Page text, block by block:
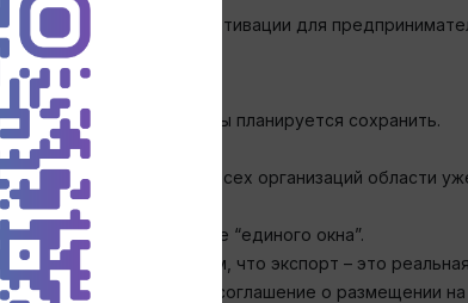
знакомств и мотивации для
за себя:⠀
чем в 2018. Эти объемы планируется сохранить.
больше 62 тысяч.
бизнеса в обороте всех организаций области
МСП по системе “единого окна”.
компаний говорят о том, что экспорт – это
Чай” подписал вчера соглашение о размещении